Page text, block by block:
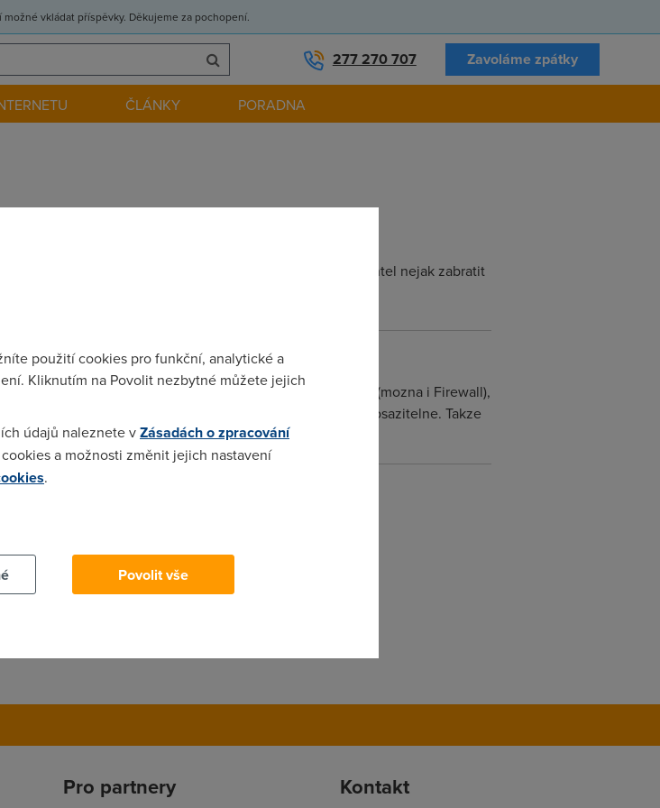
vkládat příspěvky. Děkujeme za pochopení.
277 270 707 Zavoláme zpátky
ČLÁNKY PORADNA
sit 3 pocitacu (vsechny Windows XP) a zejmena bych chtel nejak zabratit
No v kazdem pripade na tom modemu asi bezi NAT, (mozna i Firewall),
takze pocitace ve vnitrni siti jsou z internetu nedosazitelne. Takze
cestu.
Pro partnery Kontakt
použití cookies pro funkční, analytické a
Kliknutím na Povolit nezbytné můžete jejich
údajů naleznete vZásadách o zpracování
a možnosti změnit jejich nastavení
.
Povolit vše